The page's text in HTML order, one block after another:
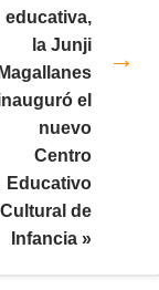
educativa,
la Junji
Magallanes
el
nuevo
Centro
Educativo
Cultural de
Infancia »